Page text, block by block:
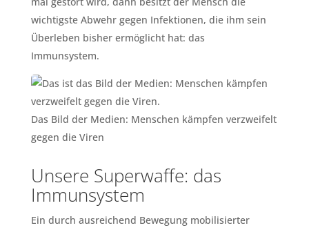
wichtigste Abwehr gegen Infektionen, die ihm sein
Überleben bisher ermöglicht hat: das
Immunsystem.
Das Bild der Medien: Menschen kämpfen verzweifelt
gegen die Viren
Unsere Superwaffe: das
Immunsystem
Ein durch ausreichend Bewegung mobilisierter